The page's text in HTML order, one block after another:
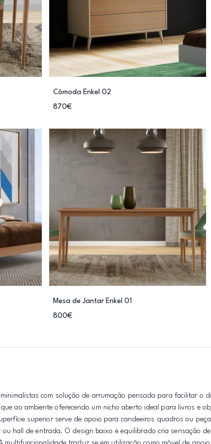
Cómoda Enkel 02
870€
Mesa de Jantar Enkel 01
800€
com solução de arrumação pensada para facilitar o
ao ambiente oferecendo um nicho aberto ideal para livros e
superior serve de apoio para candeeiros quadros ou
hall de entrada. O design baixo e equilibrado cria sensação